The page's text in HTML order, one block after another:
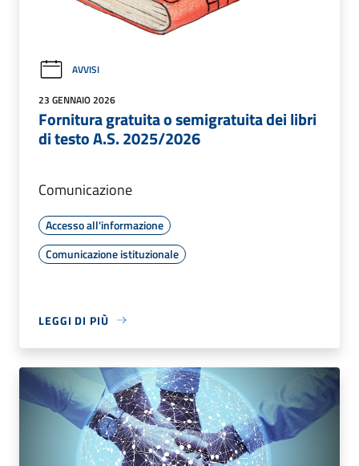
AVVISI
23 GENNAIO 2026
Fornitura gratuita o semigratuita dei libri
di testo A.S. 2025/2026
Comunicazione
Accesso all'informazione
Comunicazione istituzionale
LEGGI DI PIÙ